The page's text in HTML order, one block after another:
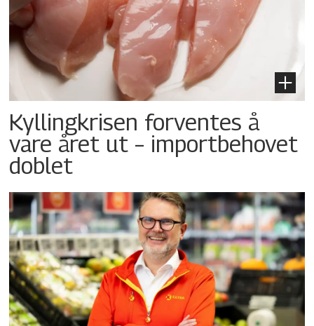
Kyllingkrisen forventes å
vare året ut – importbehovet
doblet